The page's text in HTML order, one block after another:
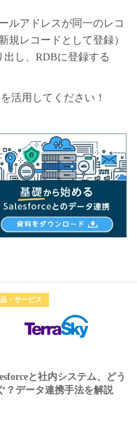
ルアドレスが同一のレコ
規レコードとして登録）
出し、RDBに登録する
活用してください！
・サービス
と社内システム、どう
？データ連携手法を解説